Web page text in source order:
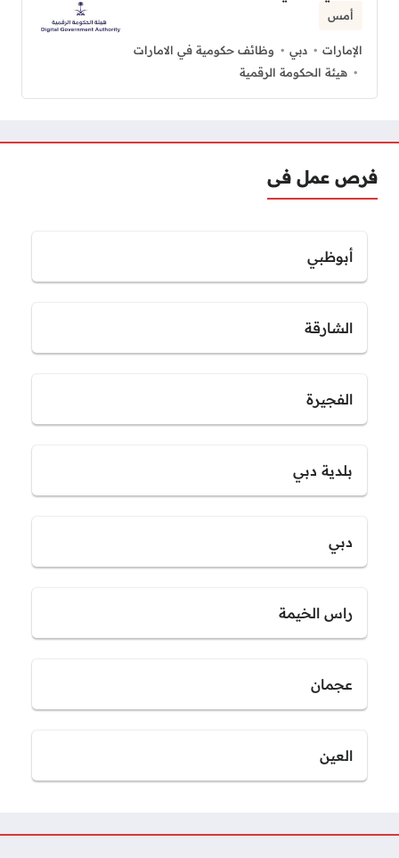
أمس
الإمارات دبي
وظائف حكومية في الامارات
هيئة الحكومة الرقمية
فرص عمل فى
أبوظبي
الشارقة
الفجيرة
بلدية دبي
دبي
راس الخيمة
عجمان
العين